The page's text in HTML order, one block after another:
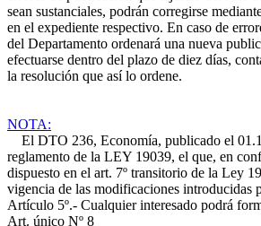
sean sustanciales, podrán corregirse
en el expediente respectivo. En caso de
del Departamento ordenará una nueva
efectuarse dentro del plazo de diez días,
la resolución que así lo ordene.
NOTA:
El DTO 236, Economía, publicado el
reglamento de la LEY 19039, el que, en
dispuesto en el art. 7º transitorio de la Ley
vigencia de las modificaciones introducidas
Artículo 5º.- Cualquier interesado podrá
Art. único Nº 8